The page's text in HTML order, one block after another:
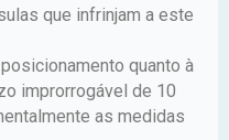
que infrinjam a este
quanto à
improrrogável de 10
as medidas